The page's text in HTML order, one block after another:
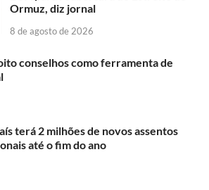
Ormuz, diz jornal
8 de agosto de 2026
conselhos como ferramenta de
terá 2 milhões de novos assentos
até o fim do ano